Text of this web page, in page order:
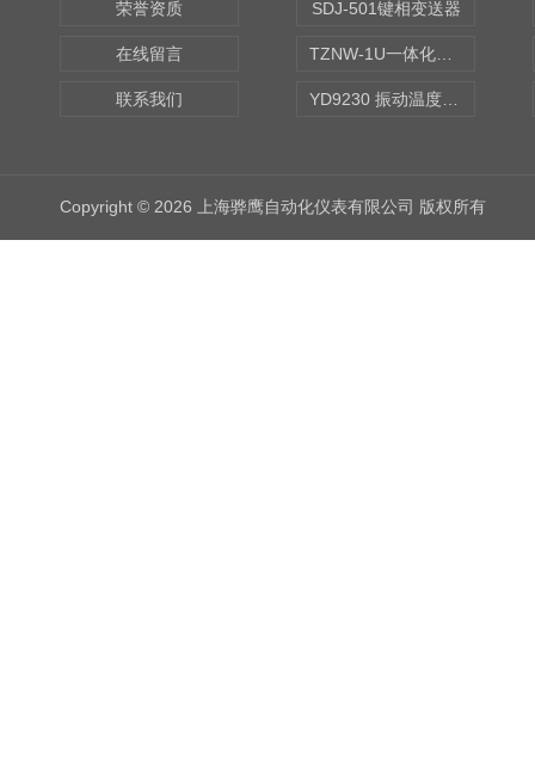
荣誉资质
在线留言
联系我们
SDJ-501键相变送器
Copyright © 2026 上海骅鹰自动化仪表有限公司 版权所有